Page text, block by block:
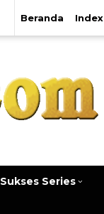
Beranda Index
Sukses Series